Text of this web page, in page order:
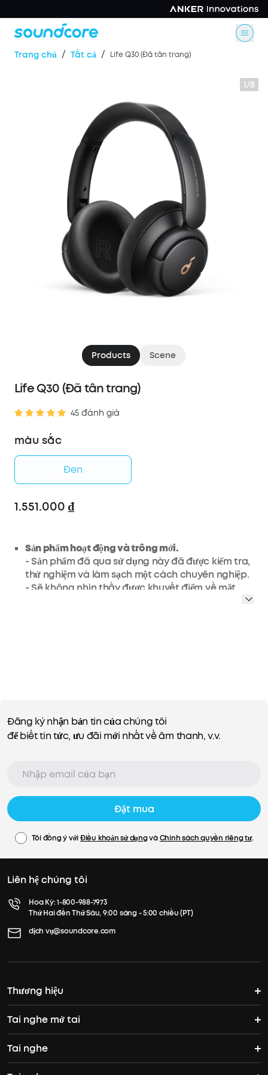
Trang chủ / Tất cả / Life Q30 (Đã tân trang)
1/8
Products Scene
Life Q30 (Đã tân trang)
45 đánh giá
màu sắc
Đen
1.551.000 ₫
Sản phẩm hoạt động và trông mới.
- Sản phẩm đã qua sử dụng này đã được kiểm tra,
thử nghiệm và làm sạch một cách chuyên nghiệp.
- Sẽ không nhìn thấy được khuyết điểm về mặt
Âm thanh được chứng nhận Hi-Res với độ rõ nét
và chi tiết đáng chú ý
Thời gian chơi kéo dài 40 giờ
Cấu trúc nhẹ hơn và vừa vặn thoải mái hơn
EQ có thể tùy chỉnh với ứng dụng soundcore
Chế độ minh bạch
Đăng ký nhận bản tin của chúng tôi
để biết tin tức, ưu đãi mới nhất về âm thanh, v.v.
Đặt mua
Tôi đồng ý vớiĐiều khoản sử dụngvàChính sách quyền riêng tư.
Liên hệ chúng tôi
Hoa Kỳ:1-800-988-7973
Thứ Hai đến Thứ Sáu, 9:00 sáng - 5:00 chiều (PT)
dịch vụ@soundcore.com
Thương hiệu
Câu chuyện của soundcore
Tham gia cộng đồng
Tai nghe mở tai
Tai nghe mở tai
Tai nghe